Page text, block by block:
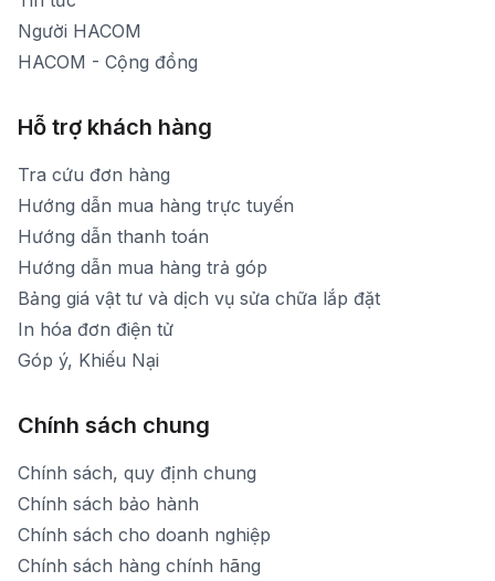
Người HACOM
HACOM - Cộng đồng
Hỗ trợ khách hàng
Tra cứu đơn hàng
Hướng dẫn mua hàng trực tuyến
Hướng dẫn thanh toán
Hướng dẫn mua hàng trả góp
Bảng giá vật tư và dịch vụ sửa chữa lắp đặt
In hóa đơn điện tử
Góp ý, Khiếu Nại
Chính sách chung
Chính sách, quy định chung
Chính sách bảo hành
Chính sách cho doanh nghiệp
Chính sách hàng chính hãng